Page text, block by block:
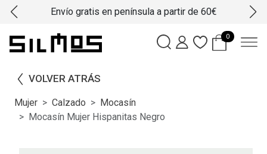
Envío gratis en península a partir de 60€
0
VOLVER ATRÁS
Mujer Calzado
Mocasín
Mocasín Mujer Hispanitas Negro